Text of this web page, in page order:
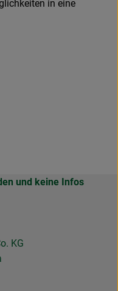
in eine
und keine Infos
KG